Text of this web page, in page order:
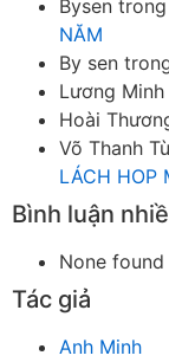
Bysen trong
NĂM
By sen
Lương Minh
Hoài
Võ Thanh
LÁCH HOP
Bình luận
None found
Tác giả
Anh Minh